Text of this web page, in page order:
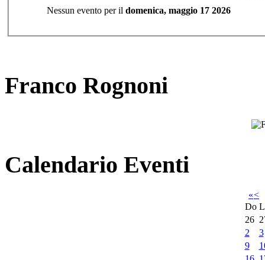
Nessun evento per il domenica, maggio 17 2026
Franco Rognoni
Calendario Eventi
«<
Do
26
2
3
9